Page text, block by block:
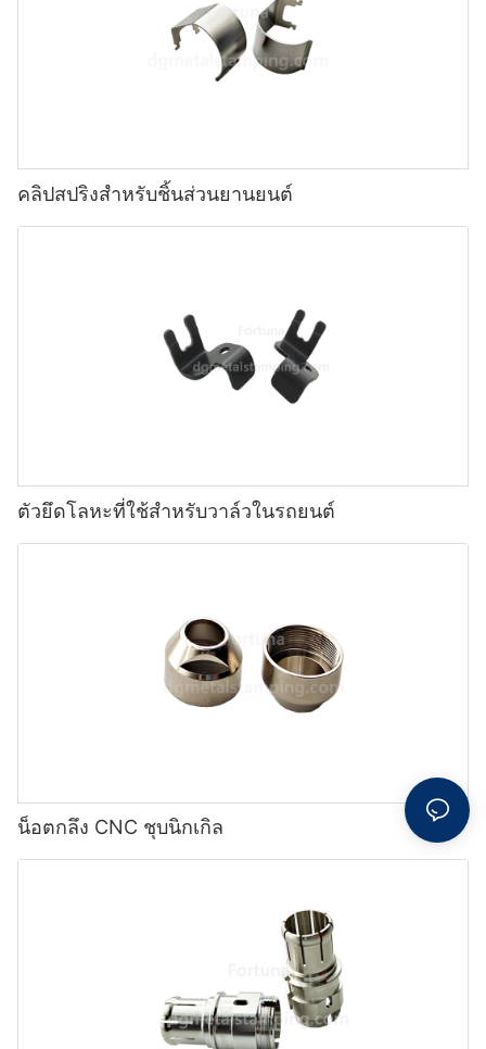
คลิปสปริงสำหรับชิ้นส่วนยานยนต์
ตัวยึดโลหะที่ใช้สำหรับวาล์วในรถยนต์
น็อตกลึง CNC ชุบนิกเกิล